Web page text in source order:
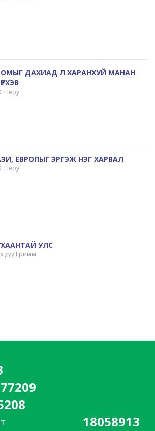
ДАХИАД Л ХАРАНХУЙ МАНАН
Неру
ЕВРОПЫГ ЭРГЭЖ НЭГ ХАРВАЛ
Неру
УЛС
дүү Гримм
77209
18058913